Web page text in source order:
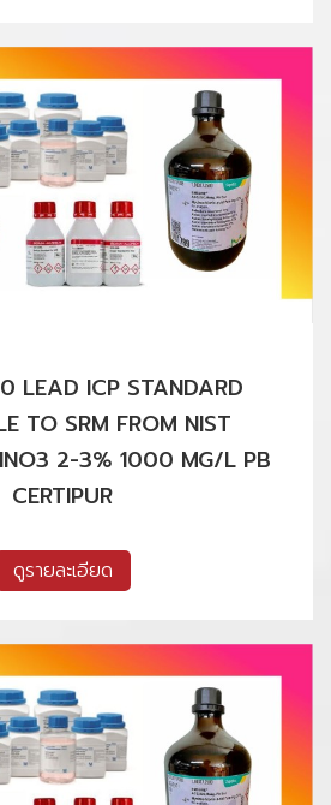
LEAD ICP STANDARD
TO SRM FROM NIST
2-3% 1000 MG/L PB
CERTIPUR
ดูรายละเอียด